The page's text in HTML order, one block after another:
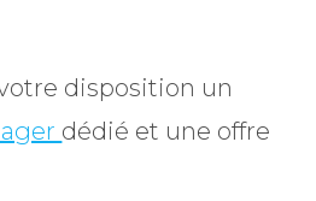
disposition un
dédié et une offre